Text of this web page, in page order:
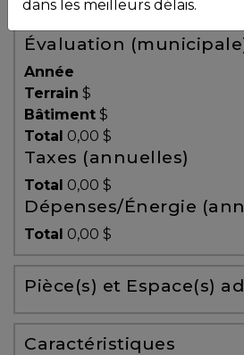
Partenaires
Témoignages
Blogue
ACHAT
Alerte
immobilière
Avec
un
courtier
Évaluation
Année
Terrain $
Bâtiment $
Total 0,00 $
Taxes (annuelles)
Total 0,00 $
Dépenses/Énergie
Total 0,00 $
Pièce(s) et Espace(s)
Caractéristiques
dans les meilleurs délais.